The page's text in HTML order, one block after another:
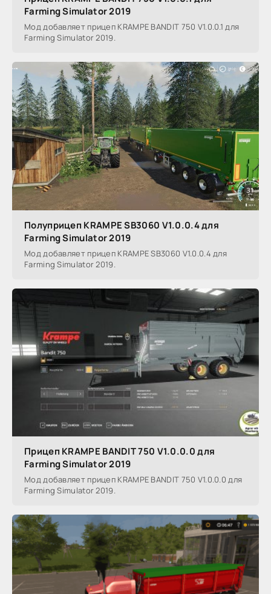
Farming Simulator 2019
Мод добавляет прицеп KRAMPE BANDIT 750 V1.0.0.1 для
Farming Simulator 2019.
Полуприцеп KRAMPE SB3060 V1.0.0.4 для
Farming Simulator 2019
Мод добавляет прицеп KRAMPE SB3060 V1.0.0.4 для
Farming Simulator 2019.
Прицеп KRAMPE BANDIT 750 V1.0.0.0 для
Farming Simulator 2019
Мод добавляет прицеп KRAMPE BANDIT 750 V1.0.0.0 для
Farming Simulator 2019.